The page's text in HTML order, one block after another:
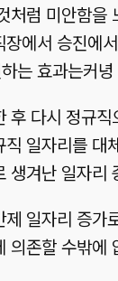
처럼 미안함을
장에서 승진에
는 효과는커
후 다시 정규
일자리를 대
생겨난 일자
일자리 증가
의존할 수밖에